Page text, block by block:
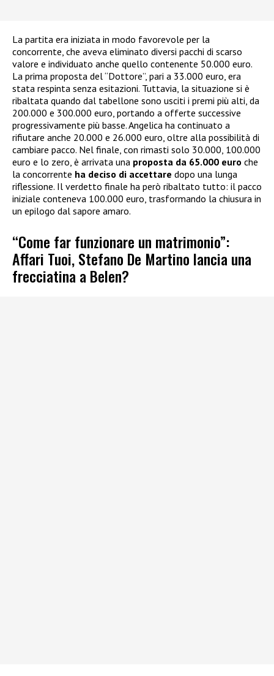
La partita era iniziata in modo favorevole per la
concorrente, che aveva eliminato diversi pacchi di scarso
valore e individuato anche quello contenente 50.000 euro.
La prima proposta del “Dottore”, pari a 33.000 euro, era
stata respinta senza esitazioni. Tuttavia, la situazione si è
ribaltata quando dal tabellone sono usciti i premi più alti, da
200.000 e 300.000 euro, portando a offerte successive
progressivamente più basse. Angelica ha continuato a
rifiutare anche 20.000 e 26.000 euro, oltre alla possibilità di
cambiare pacco. Nel finale, con rimasti solo 30.000, 100.000
euro e lo zero, è arrivata una proposta da 65.000 euro che
la concorrente ha deciso di accettare dopo una lunga
riflessione. Il verdetto finale ha però ribaltato tutto: il pacco
iniziale conteneva 100.000 euro, trasformando la chiusura in
un epilogo dal sapore amaro.
“Come far funzionare un matrimonio”:
Affari Tuoi, Stefano De Martino lancia una
frecciatina a Belen?